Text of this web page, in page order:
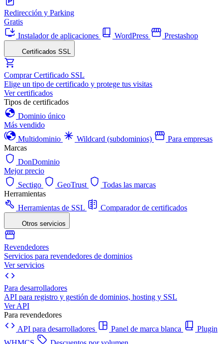
Redirección y Parking
Gratis
Instalador de aplicaciones
WordPress Prestashop
Certificados SSL
Comprar Certificado SSL
Elige un tipo de certificado y protege tus visitas
Ver certificados
Tipos de certificados
Dominio único
Más vendido
Multidominio
Wildcard (subdominios)
Para empresas
Marcas
DonDominio
Mejor precio
Sectigo
GeoTrust
Todas las marcas
Herramientas
Herramientas de SSL
Comparador de certificados
Otros servicios
Revendedores
Servicios para revendedores de dominios
Ver servicios
Para desarrolladores
API para registro y gestión de dominios, hosting y SSL
Ver API
Para revendedores
API para desarrolladores
Panel de marca blanca
Plugin